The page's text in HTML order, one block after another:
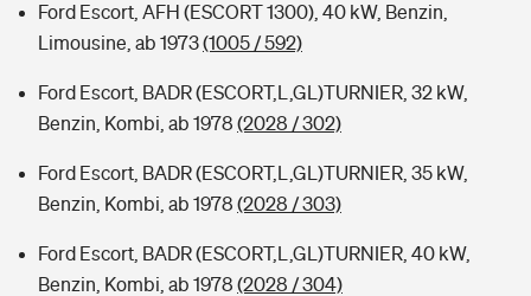
Ford Escort, AFH (ESCORT 1300), 40 kW, Benzin,
Limousine, ab 1973(1005 / 592)
Ford Escort, BADR (ESCORT,L,GL)TURNIER, 32 kW,
Benzin, Kombi, ab 1978 (2028 / 302)
Ford Escort, BADR (ESCORT,L,GL)TURNIER, 35 kW,
Benzin, Kombi, ab 1978 (2028 / 303)
Ford Escort, BADR (ESCORT,L,GL)TURNIER, 40 kW,
Benzin, Kombi, ab 1978 (2028 / 304)